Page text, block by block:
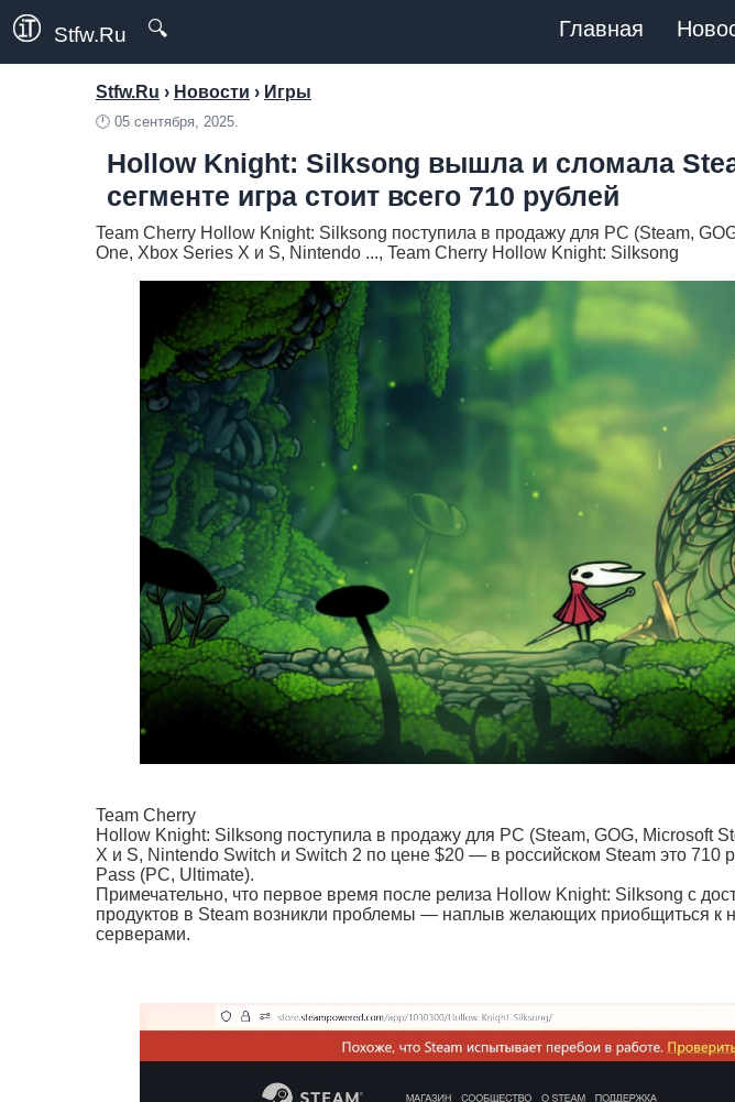
Stfw.Ru 🔍 Главная
Stfw.Ru › Новости › Игры
🕛 05 сентября, 2025.
Hollow Knight: Silksong вышла и сломала
сегменте игра стоит всего 710 рублей
Team Cherry Hollow Knight: Silksong поступила в продажу для PC (Steam,
One, Xbox Series X и S, Nintendo ..., Team Cherry Hollow Knight: Silksong
Team Cherry
Hollow Knight: Silksong поступила в продажу для PC (Steam, GOG, Microsoft
X и S, Nintendo Switch и Switch 2 по цене $20 — в российском Steam это 710
Pass (PC, Ultimate).
Примечательно, что первое время после релиза Hollow Knight: Silksong с
продуктов в Steam возникли проблемы — наплыв желающих приобщиться к
серверами.